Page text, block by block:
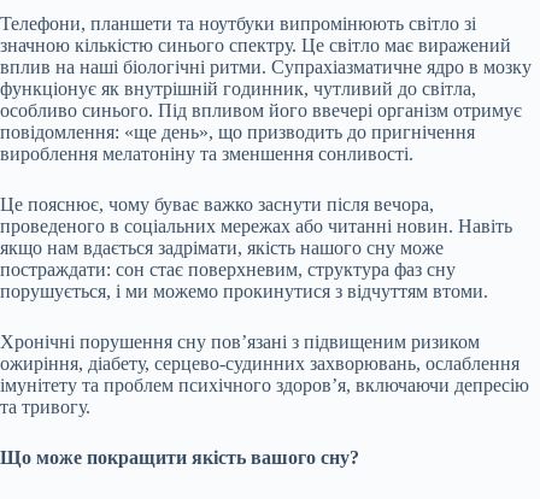
Телефони, планшети та ноутбуки випромінюють світло зі
значною кількістю синього спектру. Це світло має виражений
вплив на наші біологічні ритми. Супрахіазматичне ядро в мозку
функціонує як внутрішній годинник, чутливий до світла,
особливо синього. Під впливом його ввечері організм отримує
повідомлення: «ще день», що призводить до пригнічення
вироблення мелатоніну та зменшення сонливості.
Це пояснює, чому буває важко заснути після вечора,
проведеного в соціальних мережах або читанні новин. Навіть
якщо нам вдається задрімати, якість нашого сну може
постраждати: сон стає поверхневим, структура фаз сну
порушується, і ми можемо прокинутися з відчуттям втоми.
Хронічні порушення сну пов’язані з підвищеним ризиком
ожиріння, діабету, серцево-судинних захворювань, ослаблення
імунітету та проблем психічного здоров’я, включаючи депресію
та тривогу.
Що може покращити якість вашого сну?